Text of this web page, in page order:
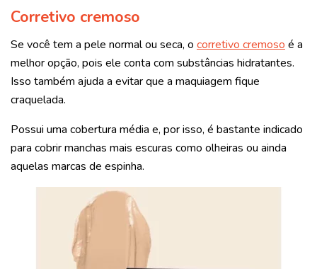
Corretivo cremoso
Se você tem a pele normal ou seca, o corretivo cremoso é a
melhor opção, pois ele conta com substâncias hidratantes.
Isso também ajuda a evitar que a maquiagem fique
craquelada.
Possui uma cobertura média e, por isso, é bastante indicado
para cobrir manchas mais escuras como olheiras ou ainda
aquelas marcas de espinha.